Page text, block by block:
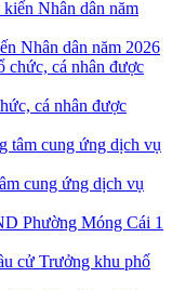
Nhân dân năm 2026
cá nhân được
cung ứng dịch vụ
Phường Móng Cái 1